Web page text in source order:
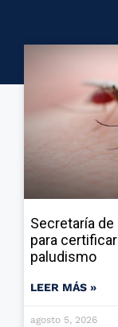
Secretaría
para
paludismo
LEER MÁS »
agosto 5, 2026